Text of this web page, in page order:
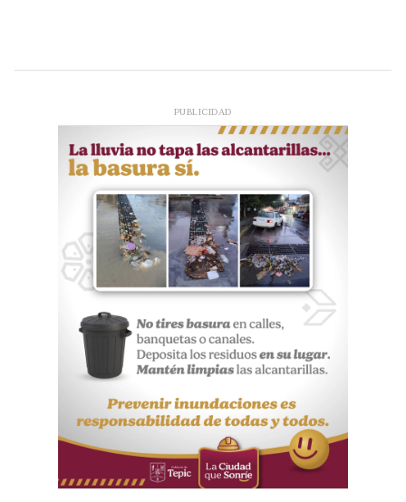
PUBLICIDAD